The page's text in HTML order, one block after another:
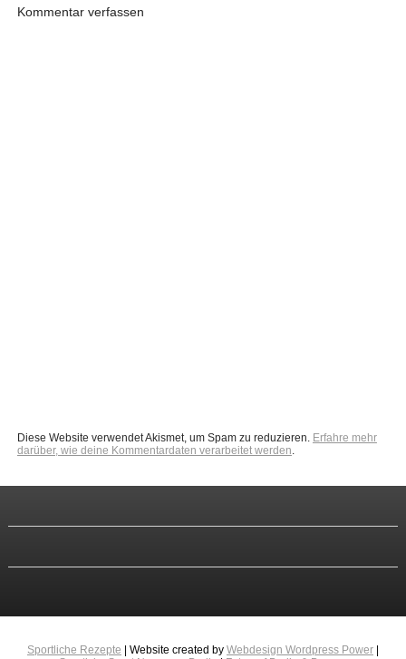
Kommentar verfassen
Diese Website verwendet Akismet, um Spam zu reduzieren. Erfahre mehr
darüber, wie deine Kommentardaten verarbeitet werden.
Sportliche Rezepte | Website created by Webdesign Wordpress Power|